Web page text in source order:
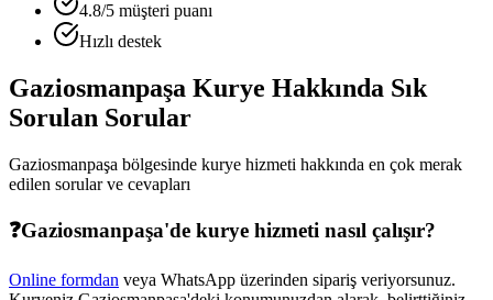
4.8/5 müşteri puanı
Hızlı destek
Gaziosmanpaşa Kurye Hakkında Sık
Sorulan Sorular
Gaziosmanpaşa bölgesinde kurye hizmeti hakkında en çok merak
edilen sorular ve cevapları
❓Gaziosmanpaşa'de kurye hizmeti nasıl çalışır?
Online formdan veya WhatsApp üzerinden sipariş veriyorsunuz.